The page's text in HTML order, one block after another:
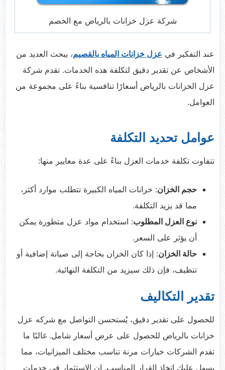
شركة عزل خزانات بالرياض مع الخصم
عند التفكير في عزل خزانات المياه بالقصيم، يبحث العديد من
الأشخاص عن تقدير دقيق لتكلفة هذه الخدمات. تقدم شركة
عزل الخزانات بالرياض أسعارًا تنافسية بناءً على مجموعة من
العوامل.
عوامل تحديد التكلفة
تتفاوت تكلفة خدمات العزل بناءً على عدة معايير منها:
حجم الخزان: خزانات المياه الكبيرة تتطلب موارد أكثر،
مما قد يزيد التكلفة.
نوع العزل المطلوب: استخدام مواد عزل متطورة يمكن
أن يؤثر على السعر.
حالة الخزان: إذا كان الخزان بحاجة إلى صيانة إضافية أو
تنظيف، فإن ذلك سيزيد من التكلفة النهائية.
تقدير التكاليف
للحصول على تقدير دقيق، يُستحسن التواصل مع شركه عزل
خزانات بالرياض للحصول على عرض أسعار شامل. غالبًا ما
تقدم الشركات خيارات مرنة تناسب مختلف الميزانيات، مما
يسهل عليك اتخاذ القرار المناسب. إن الاستثمار في خدمات